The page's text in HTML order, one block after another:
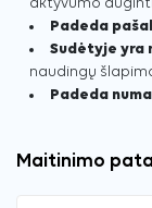
aktyvumo
Padeda
Sudėtyje yra
naudingų
Padeda
Maitinimo